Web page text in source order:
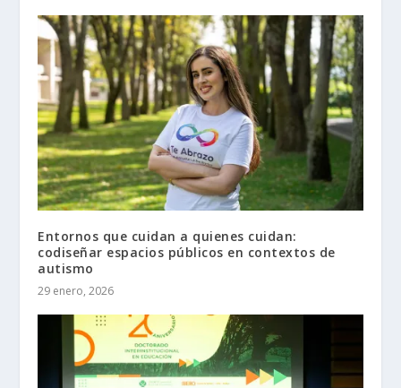
Entornos que cuidan a quienes cuidan:
codiseñar espacios públicos en contextos de
autismo
29 enero, 2026